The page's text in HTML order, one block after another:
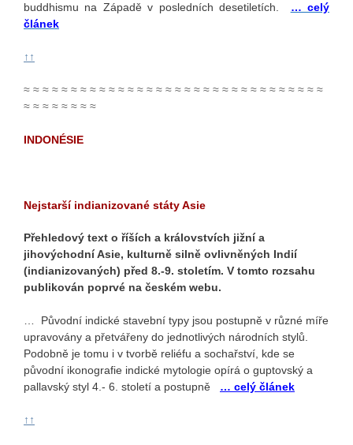
buddhismu na Západě v posledních desetiletích. … celý
článek
↑↑
≈ ≈ ≈ ≈ ≈ ≈ ≈ ≈ ≈ ≈ ≈ ≈ ≈ ≈ ≈ ≈ ≈ ≈ ≈ ≈ ≈ ≈ ≈ ≈ ≈ ≈ ≈ ≈ ≈ ≈ ≈ ≈
≈ ≈ ≈ ≈ ≈ ≈ ≈ ≈
INDONÉSIE
Nejstarší indianizované státy Asie
Přehledový text o říších a královstvích jižní a
jihovýchodní Asie, kulturně silně ovlivněných Indií
(indianizovaných) před 8.-9. stoletím. V tomto rozsahu
publikován poprvé na českém webu.
… Původní indické stavební typy jsou postupně v různé míře
upravovány a přetvářeny do jednotlivých národních stylů.
Podobně je tomu i v tvorbě reliéfu a sochařství, kde se
původní ikonografie indické mytologie opírá o guptovský a
pallavský styl 4.- 6. století a postupně … celý článek
↑↑